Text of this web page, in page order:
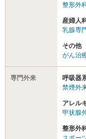
整形外
産婦人
乳腺専
その他
がん治
専門外来
呼吸器
禁煙外
アレル
甲状腺
整形外